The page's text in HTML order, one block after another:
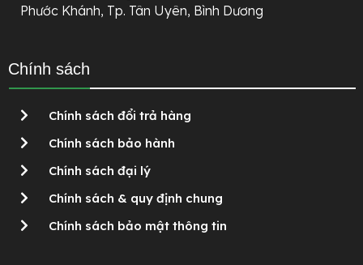
Phước Khánh, Tp. Tân Uyên, Bình Dương
Chính sách
Chính sách đổi trả hàng
Chính sách bảo hành
Chính sách đại lý
Chính sách & quy định chung
Chính sách bảo mật thông tin